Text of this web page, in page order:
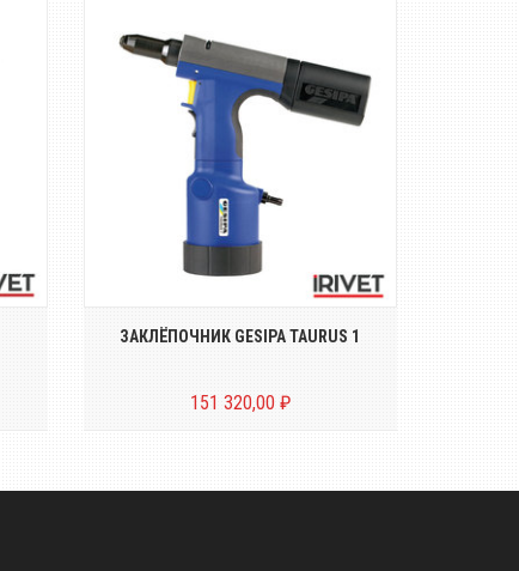
Пневмо-гидравлический
заклёпок диаметром о...
ЗАКЛЁПОЧНИК GESIPA TAURUS 1
151 320,00 ₽